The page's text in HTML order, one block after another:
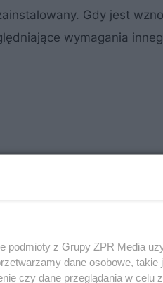
Gdy jest
wymagania
podmioty z Grupy ZPR Media
dane osobowe, takie
czy dane przeglądania w celu